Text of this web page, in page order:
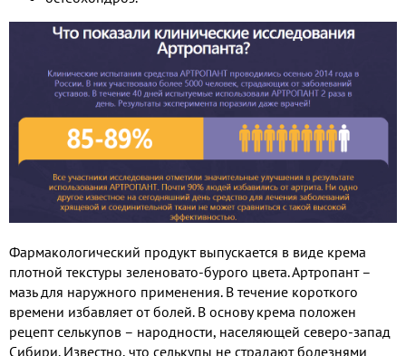
Фармакологический продукт выпускается в виде крема
плотной текстуры зеленовато-бурого цвета. Артропант –
мазь для наружного применения. В течение короткого
времени избавляет от болей. В основу крема положен
рецепт селькупов – народности, населяющей северо-запад
Сибири. Известно, что селькупы не страдают болезнями